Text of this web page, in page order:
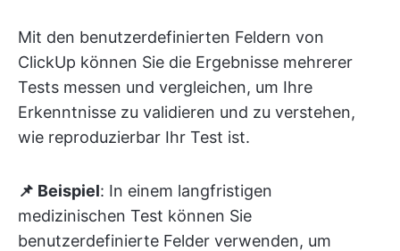
Mit den benutzerdefinierten Feldern von
ClickUp können Sie die Ergebnisse mehrerer
Tests messen und vergleichen, um Ihre
Erkenntnisse zu validieren und zu verstehen,
wie reproduzierbar Ihr Test ist.
📌 Beispiel: In einem langfristigen
medizinischen Test können Sie
benutzerdefinierte Felder verwenden, um